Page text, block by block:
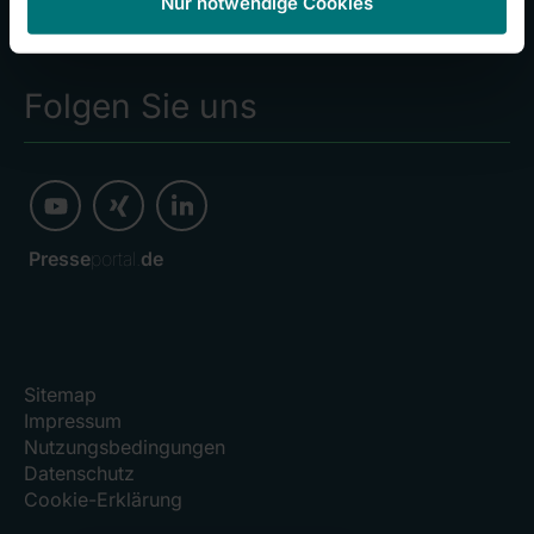
Investoren
Folgen Sie uns
Presseportal. de
Sitemap
Impressum
Nutzungsbedingungen
Datenschutz
Cookie-Erklärung